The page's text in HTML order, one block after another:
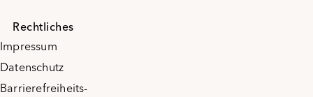
Rechtliches
Impressum
Datenschutz
Barrierefreiheits-